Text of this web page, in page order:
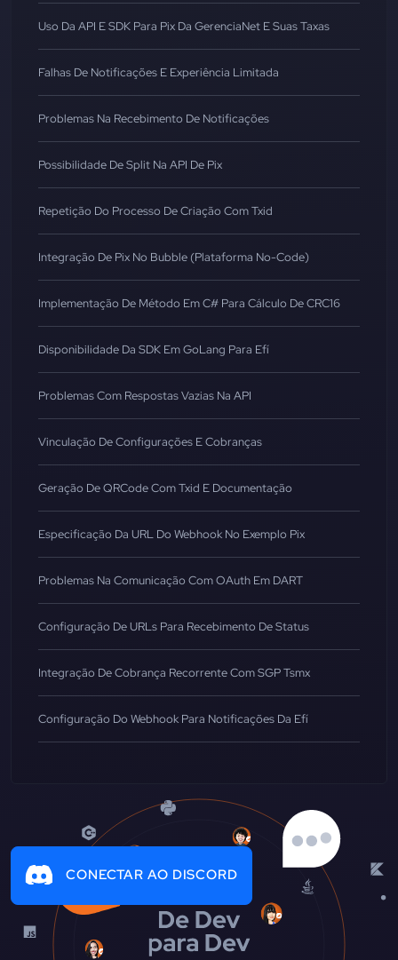
Uso Da API E SDK Para Pix Da GerenciaNet E Suas Taxas
Falhas De Notificações E Experiência Limitada
Problemas Na Recebimento De Notificações
Possibilidade De Split Na API De Pix
Repetição Do Processo De Criação Com Txid
Integração De Pix No Bubble (Plataforma No-Code)
Implementação De Método Em C# Para Cálculo De CRC16
Disponibilidade Da SDK Em GoLang Para Efí
Problemas Com Respostas Vazias Na API
Vinculação De Configurações E Cobranças
Geração De QRCode Com Txid E Documentação
Especificação Da URL Do Webhook No Exemplo Pix
Problemas Na Comunicação Com OAuth Em DART
Configuração De URLs Para Recebimento De Status
Integração De Cobrança Recorrente Com SGP Tsmx
Configuração Do Webhook Para Notificações Da Efí
CONECTAR AO DISCORD